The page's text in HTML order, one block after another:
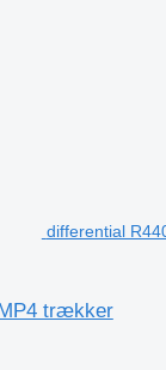
differential
trækker